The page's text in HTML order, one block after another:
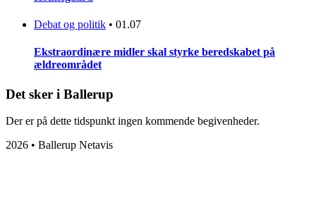
Debat og politik • 01.07
Ekstraordinære midler skal styrke beredskabet på
ældreområdet
Det sker i Ballerup
Der er på dette tidspunkt ingen kommende begivenheder.
2026 • Ballerup Netavis